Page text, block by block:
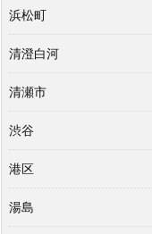
浜松町
清澄白河
清瀬市
渋谷
港区
湯島